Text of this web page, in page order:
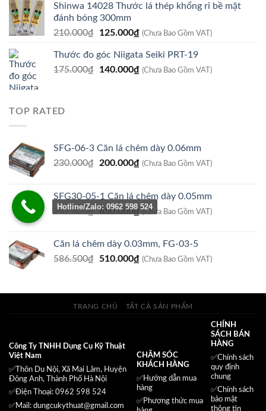
là:
800.000₫.
tại
540.000₫.
Shinwa 14028 Thước lá thép khổng rỉ bề mặt
đánh bóng 300mm
210.000₫
Giá
là:
210.000₫.
125.000₫Giá
tại
là:
(Chưa Bao Gồm VAT)
Thước đo góc Niigata Seiki PRT-19
175.000₫
Giá
140.000₫Giá
(Chưa Bao Gồm VAT)
TOP RATED
SFG-06-3 Căn lá chêm dày 0.06mm
230.000₫
Giá
230.000₫.
200.000₫Giá
là:
200.000₫.
(Chưa Bao Gồm VAT)
SFG30-05-1 Căn lá chêm dày 0.05mm
747.500₫ Giá
747.500₫.
650.000₫Giá
là:
650.000₫.
(Chưa Bao Gồm VAT)
Căn lá chêm dày 0.03mm, FG-03-5
586.500₫
Giá
586.500₫.
510.000₫Giá
là:
510.000₫.
(Chưa Bao Gồm VAT)
TRANG CHỦ TẤT CẢ SẢN PHẨM
Công Ty TNHH Dụng Cụ Kỹ Thuật
Việt Nam
✅Thôn Du Nội, Xã Mai Lâm, Huyện
Đông Anh, Thành Phố Hà Nội
✅Điện Thoại: 0962 598 524
✅Mail: dungcukythuat@gmail.com
CHĂM SÓC
KHÁCH HÀNG
✅Hướng dẫn mua
hàng
✅Phương thức mua
CHÍNH
SÁCH BÁN
HÀNG
✅Chính sách
quy định
chung
✅Chính sách
bảo mật
thông tin
Hotline/Zalo: 0962 598 524